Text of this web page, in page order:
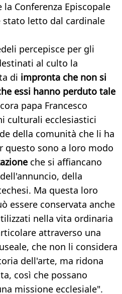
Conferenza Episcopale
letto dal cardinale
percepisce per gli
al culto la
di impronta che non si
essi hanno perduto tale
papa Francesco
culturali ecclesiastici
della comunità che li ha
questo sono a loro modo
che si affiancano
della
Ma questa loro
essere conservata anche
nella vita ordinaria
attraverso una
che non li considera
dell'arte, ma ridona
così che possano
missione ecclesiale".